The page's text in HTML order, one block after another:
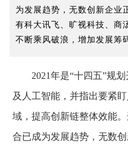
为发展趋势，无数创新企业
有科大讯飞、旷视科技、商
不断乘风破浪，增加发展筹
2021年是“十四五”规划
及人工智能，并指出要紧
域，提高创新链整体效能
合已成为发展趋势，无数